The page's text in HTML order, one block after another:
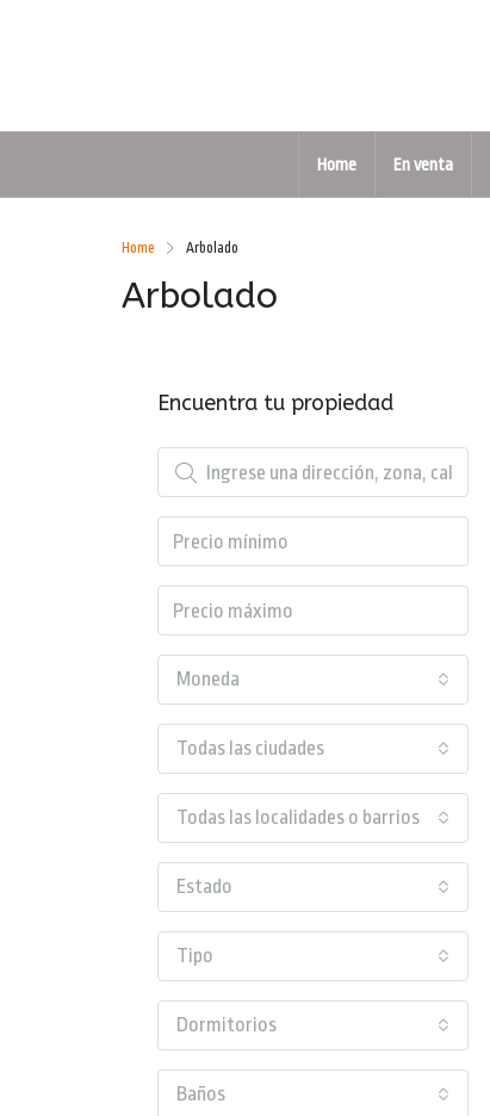
Home En venta
Home Arbolado
Arbolado
Encuentra tu propiedad
Moneda
Todas las ciudades
Todas las localidades o barrios
Estado
Tipo
Dormitorios
Baños